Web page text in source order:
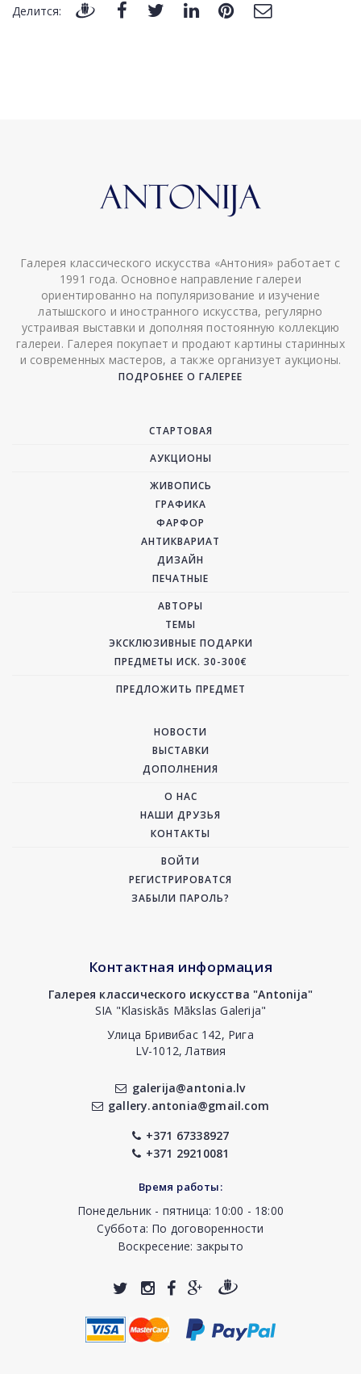
Делится:
Галерея классического искусства «Антония» работает с
1991 года. Основное направление галереи
ориентированно на популяризование и изучение
латышского и иностранного искусства, регулярно
устраивая выставки и дополняя постоянную коллекцию
галереи. Галерея покупает и продают картины старинных
и современных мастеров, а также организует аукционы.
ПОДРОБНЕЕ О ГАЛЕРЕЕ
СТАРТОВАЯ
АУКЦИОНЫ
ЖИВОПИСЬ
ГРАФИКА
ФАРФОР
АНТИКВАРИАТ
ДИЗАЙН
ПЕЧАТНЫЕ
АВТОРЫ
ТЕМЫ
ЭКСКЛЮЗИВНЫЕ ПОДАРКИ
ПРЕДМЕТЫ ИСК. 30-300€
ПРЕДЛОЖИТЬ ПРЕДМЕТ
НОВОСТИ
ВЫСТАВКИ
ДОПОЛНЕНИЯ
О НАС
НАШИ ДРУЗЬЯ
КОНТАКТЫ
ВОЙТИ
РЕГИСТРИРОВАТСЯ
ЗАБЫЛИ ПАРОЛЬ?
Контактная информация
Галерея классического искусства "Antonija"
SIA "Klasiskās Mākslas Galerija"
Улица Бривибас 142, Рига
LV-1012, Латвия
galerija@antonia.lv
gallery.antonia@gmail.com
+371 67338927
+371 29210081
Время работы:
Понедельник - пятница: 10:00 - 18:00
Суббота: По договоренности
Воскресение: закрыто